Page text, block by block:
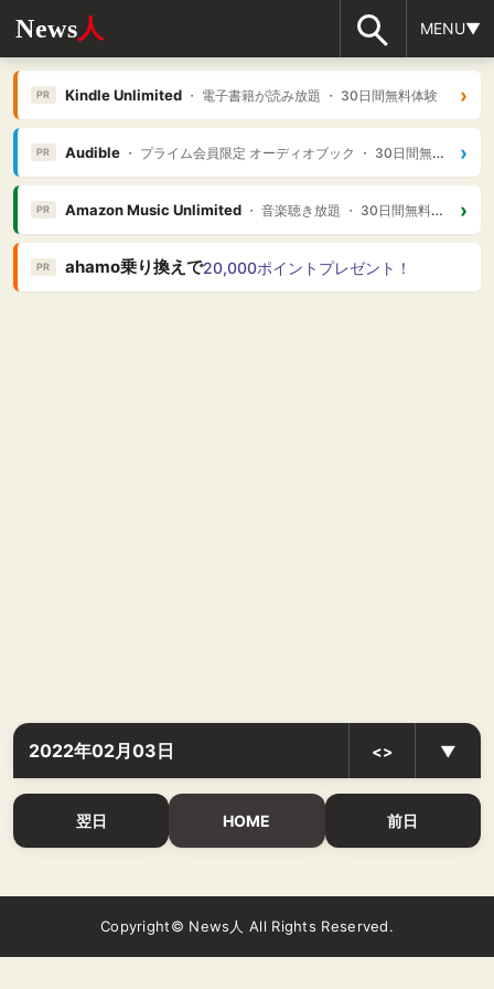
News人 MENU▼
PR Kindle Unlimited・ 電子書籍が読み放題 ・ 30日間無料体験 ›
PR Audible・ プライム会員限定 オーディオブック ・ 30日間無料体験 ›
PR Amazon Music Unlimited・ 音楽聴き放題 ・ 30日間無料体験 ›
PR ahamo乗り換えで20,000ポイントプレゼント！
2022年02月03日 <> ▼
翌日 HOME 前日
Copyright© News人 All Rights Reserved.